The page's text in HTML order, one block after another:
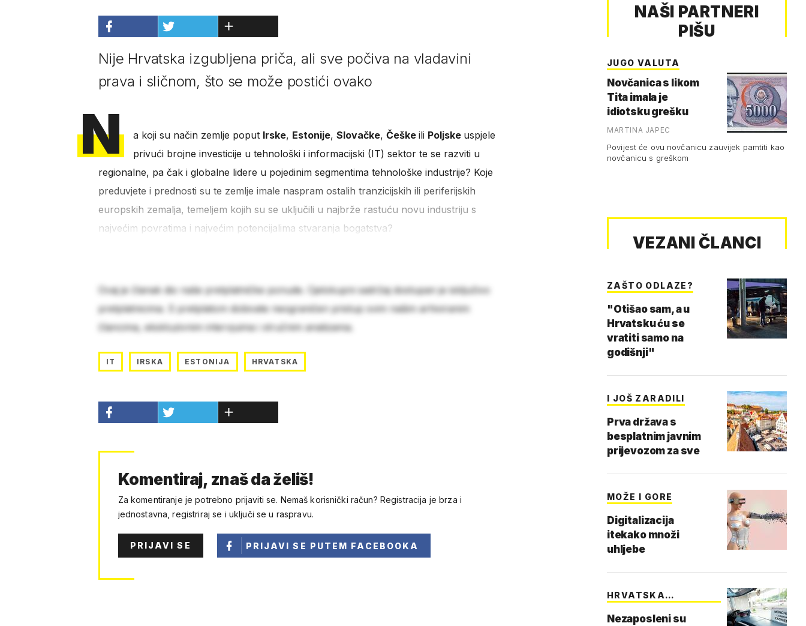
Nije Hrvatska izgubljena priča, ali sve počiva na vladavini
prava i sličnom, što se može postići ovako
N a koji su način zemlje poput Irske, Estonije, Slovačke, Češke ili Poljske uspjele
privući brojne investicije u tehnološki i informacijski (IT) sektor te se razviti u
regionalne, pa čak i globalne lidere u pojedinim segmentima tehnološke industrije? Koje
preduvjete i prednosti su te zemlje imale naspram ostalih tranzicijskih ili periferijskih
europskih zemalja, temeljem kojih su se uključili u najbrže rastuću novu industriju s
najvećim povratima i najvećim potencijalima stvaranja bogatstva?
Ovaj je članak dio naše pretplatničke ponude. Cjelokupni sadržaj dostupan je isključivo
pretplatnicima. S pretplatom dobivate neograničen pristup svim našim arhiviranim
člancima, ekskluzivnim intervjuima i stručnim analizama.
IT IRSKA ESTONIJA HRVATSKA
Komentiraj, znaš da želiš!
Za komentiranje je potrebno prijaviti se. Nemaš korisnički račun? Registracija je brza i
jednostavna, registriraj se i uključi se u raspravu.
PRIJAVI SE PRIJAVI SE PUTEM FACEBOOKA
NAŠI PARTNERI
PIŠU
JUGO VALUTA
Novčanica s likom
Tita imala je
idiotsku grešku
MARTINA JAPEC
Povijest će ovu novčanicu zauvijek pamtiti kao
novčanicu s greškom
VEZANI ČLANCI
ZAŠTO ODLAZE?
"Otišao sam, a u
Hrvatsku ću se
vratiti samo na
godišnji"
I JOŠ ZARADILI
Prva država s
besplatnim javnim
prijevozom za sve
MOŽE I GORE
Digitalizacija
itekako množi
uhljebe
HRVATSKA
Nezaposleni su